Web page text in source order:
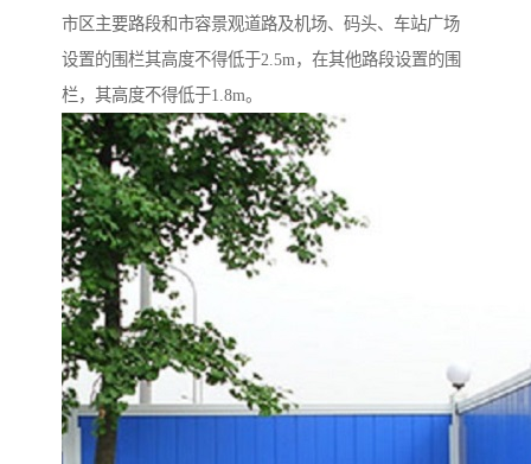
市区主要路段和市容景观道路及机场、码头、车站广场
设置的围栏其高度不得低于2.5m，在其他路段设置的围
栏，其高度不得低于1.8m。